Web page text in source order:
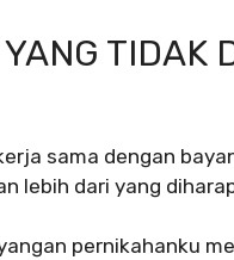
TIDAK
sama dengan
lebih dari yang
pernikahanku